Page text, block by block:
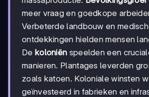
meer vraag en goedkope
Verbeterde landbouw en
ontdekkingen hielden mensen
De koloniën speelden een
manieren. Plantages leverden
zoals katoen. Koloniale winsten
geïnvesteerd in fabrieken en